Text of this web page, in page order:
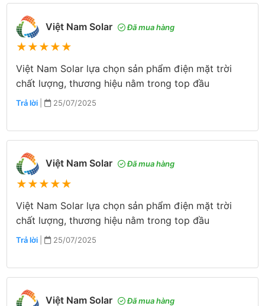
Việt Nam Solar Đã mua hàng
★★★★★
Việt Nam Solar lựa chọn sản phẩm điện mặt trời
chất lượng, thương hiệu nằm trong top đầu
Trả lời | 25/07/2025
Việt Nam Solar Đã mua hàng
★★★★★
Việt Nam Solar lựa chọn sản phẩm điện mặt trời
chất lượng, thương hiệu nằm trong top đầu
Trả lời | 25/07/2025
Việt Nam Solar Đã mua hàng